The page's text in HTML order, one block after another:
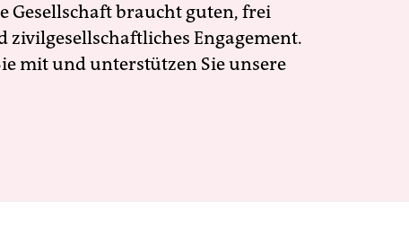
Gesellschaft braucht guten, frei
Engagement.
mit und unterstützen Sie unsere